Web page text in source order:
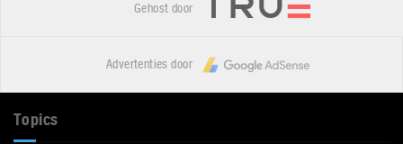
Gehost door
Advertenties door
Topics